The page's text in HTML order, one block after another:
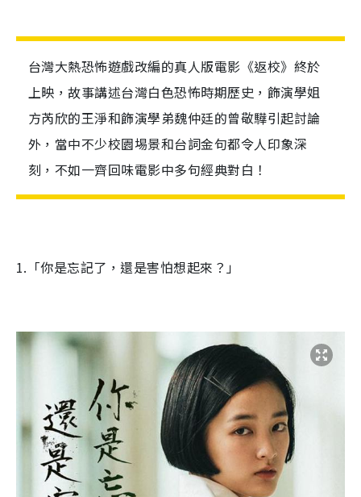
台灣大熱恐怖遊戲改編的真人版電影《返校》終於
上映，故事講述台灣白色恐怖時期歷史，飾演學姐
方芮欣的王淨和飾演學弟魏仲廷的曾敬驊引起討論
外，當中不少校園埸景和台詞金句都令人印象深
刻，不如一齊回味電影中多句經典對白！
1.「你是忘記了，還是害怕想起來？」